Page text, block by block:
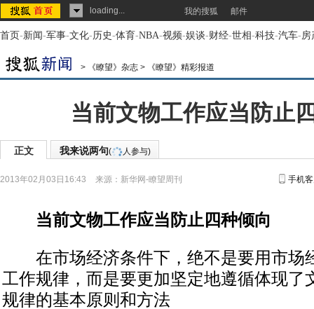
loading... 我的搜狐 邮件
首页-新闻-军事-文化-历史-体育-NBA-视频-娱谈-财经-世相-科技-汽车-房
> 《瞭望》杂志 > 《瞭望》精彩报道
当前文物工作应当防止
正文 我来说两句( 人参与)
2013年02月03日16:43 来源： 新华网-瞭望周刊 手机
当前文物工作应当防止四种倾向
在市场经济条件下，绝不是要用市场
工作规律，而是要更加坚定地遵循体现了
规律的基本原则和方法